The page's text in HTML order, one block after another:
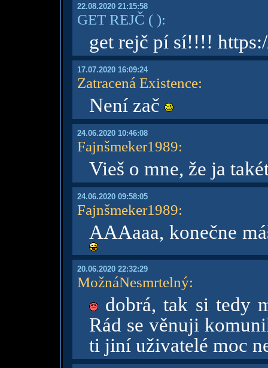
22.08.2020 21:15:58
GET REJČ ( ):
get rejč pí sí!!!!
17.07.2020 16:09:24
Zatracená Existence:
Není zač
24.06.2020 10:46:08
Fajnšmeker1989:
Vieš o mne, že ja
24.06.2020 09:58:05
Fajnšmeker1989:
AAAaaa, konečne
20.06.2020 22:32:29
MožnáNesmrtelný:
dobrá, tak si tedy
Rád se věnuji
ti jiní uživatelé moc